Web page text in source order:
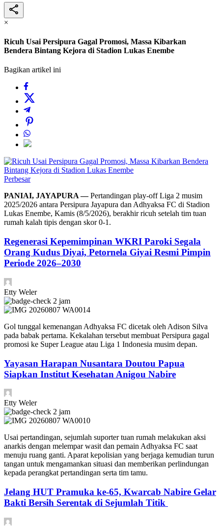
×
Ricuh Usai Persipura Gagal Promosi, Massa Kibarkan
Bendera Bintang Kejora di Stadion Lukas Enembe
Bagikan artikel ini
Perbesar
PANIAI, JAYAPURA —Pertandingan play-off Liga 2 musim
2025/2026 antara Persipura Jayapura dan Adhyaksa FC di Stadion
Lukas Enembe, Kamis (8/5/2026), berakhir ricuh setelah tim tuan
rumah kalah tipis dengan skor 0-1.
Regenerasi Kepemimpinan WKRI Paroki Segala
Orang Kudus Diyai, Petornela Giyai Resmi Pimpin
Periode 2026–2030
Etty Weler
2 jam
Gol tunggal kemenangan Adhyaksa FC dicetak oleh Adison Silva
pada babak pertama. Kekalahan tersebut membuat Persipura gagal
promosi ke Super League atau Liga 1 Indonesia musim depan.
Yayasan Harapan Nusantara Doutou Papua
Siapkan Institut Kesehatan Anigou Nabire
Etty Weler
2 jam
Usai pertandingan, sejumlah suporter tuan rumah melakukan aksi
anarkis dengan melempar wasit dan pemain Adhyaksa FC saat
menuju ruang ganti. Aparat kepolisian yang berjaga kemudian turun
tangan untuk mengamankan situasi dan memberikan perlindungan
kepada perangkat pertandingan serta tim tamu.
Jelang HUT Pramuka ke-65, Kwarcab Nabire Gelar
Bakti Bersih Serentak di Sejumlah Titik